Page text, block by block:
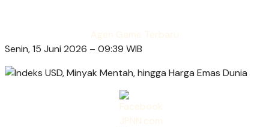
Agen Game Terbaru
Senin, 15 Juni 2026 – 09:39 WIB